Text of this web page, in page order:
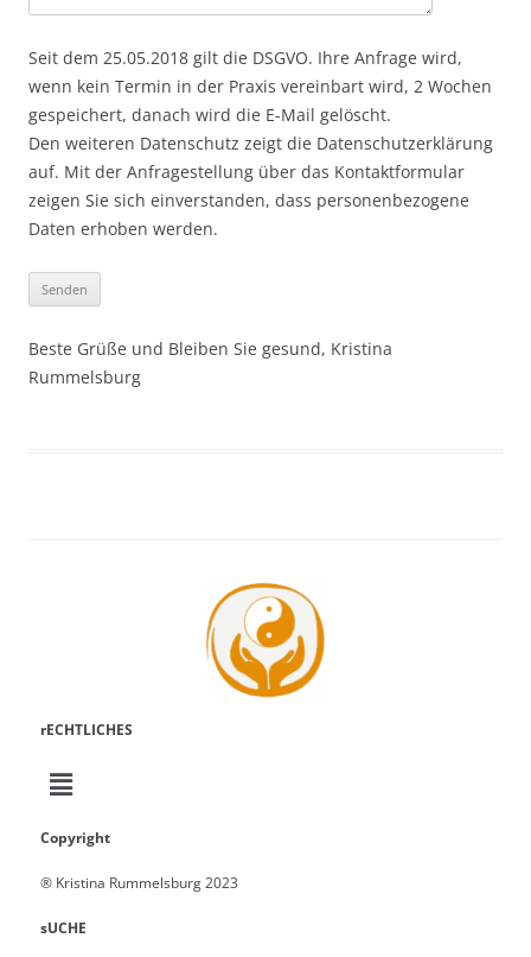
Seit dem 25.05.2018 gilt die DSGVO. Ihre Anfrage wird,
wenn kein Termin in der Praxis vereinbart wird, 2 Wochen
gespeichert, danach wird die E-Mail gelöscht.
Den weiteren Datenschutz zeigt die Datenschutzerklärung
auf. Mit der Anfragestellung über das Kontaktformular
zeigen Sie sich einverstanden, dass personenbezogene
Daten erhoben werden.
Beste Grüße und Bleiben Sie gesund, Kristina
Rummelsburg
rECHTLICHES
Copyright
® Kristina Rummelsburg 2023
sUCHE